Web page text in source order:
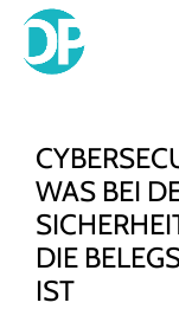
Skip
WAS BEI
DIE
IST